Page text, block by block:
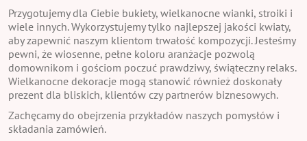
Przygotujemy dla Ciebie bukiety, wielkanocne wianki, stroiki i
wiele innych. Wykorzystujemy tylko najlepszej jakości kwiaty,
aby zapewnić naszym klientom trwałość kompozycji. Jesteśmy
pewni, że wiosenne, pełne koloru aranżacje pozwolą
domownikom i gościom poczuć prawdziwy, świąteczny relaks.
Wielkanocne dekoracje mogą stanowić również doskonały
prezent dla bliskich, klientów czy partnerów biznesowych.
Zachęcamy do obejrzenia przykładów naszych pomysłów i
składania zamówień.